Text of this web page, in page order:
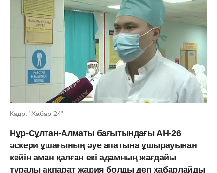
Кадр: "Хабар 24"
Нұр-Сұлтан-Алматы бағытындағы AH-26
әскери ұшағының әуе апатына ұшырауынан
кейін аман қалған екі адамның жағдайы
туралы ақпарат жария болды деп хабарлайды